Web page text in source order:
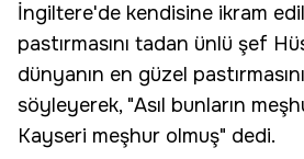
İngiltere'de kendisine ikram
pastırmasını tadan ünlü şef
dünyanın en güzel
söyleyerek, "Asıl bunların
Kayseri meşhur olmuş" dedi.